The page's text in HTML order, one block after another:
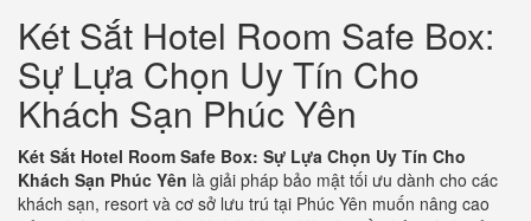
Két Sắt Hotel Room Safe Box:
Sự Lựa Chọn Uy Tín Cho
Khách Sạn Phúc Yên
Két Sắt Hotel Room Safe Box: Sự Lựa Chọn Uy Tín Cho
Khách Sạn Phúc Yên là giải pháp bảo mật tối ưu dành cho các
khách sạn, resort và cơ sở lưu trú tại Phúc Yên muốn nâng cao